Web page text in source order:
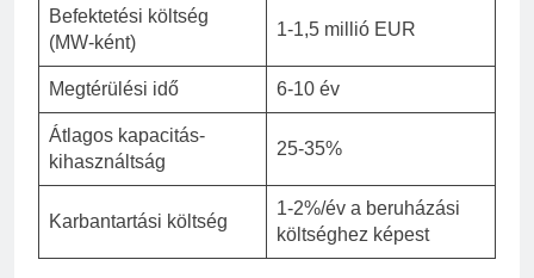
Befektetési költség
(MW-ként)
1-1,5 millió EUR
Megtérülési idő 6-10 év
Átlagos kapacitás-
kihasználtság
25-35%
Karbantartási költség
1-2%/év a beruházási
költséghez képest